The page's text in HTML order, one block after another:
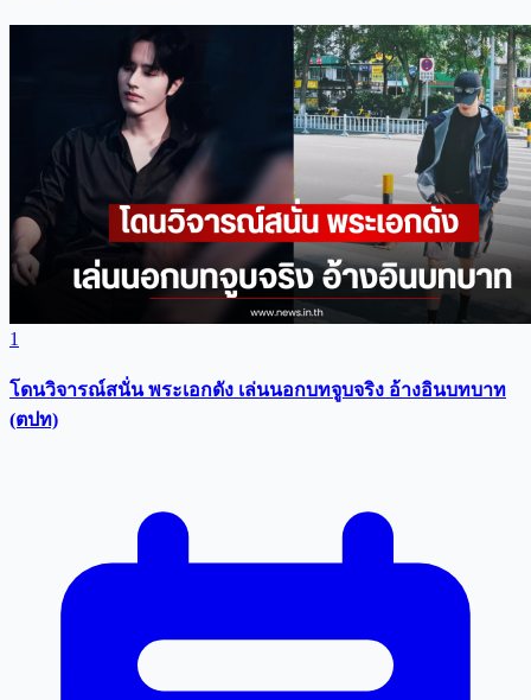
1
โดนวิจารณ์สนั่น พระเอกดัง เล่นนอกบทจูบจริง อ้างอินบทบาท
(ตปท)